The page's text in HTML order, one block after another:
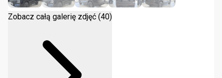
Zobacz całą galerię zdjęć (40)